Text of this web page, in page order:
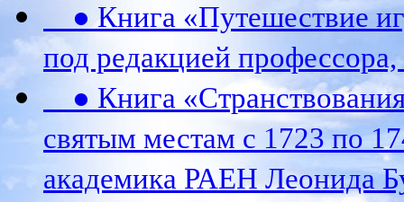
● Книга «Путешествие
под редакцией
● Книга
святым местам с 1723 по
академика РАЕН Леонида